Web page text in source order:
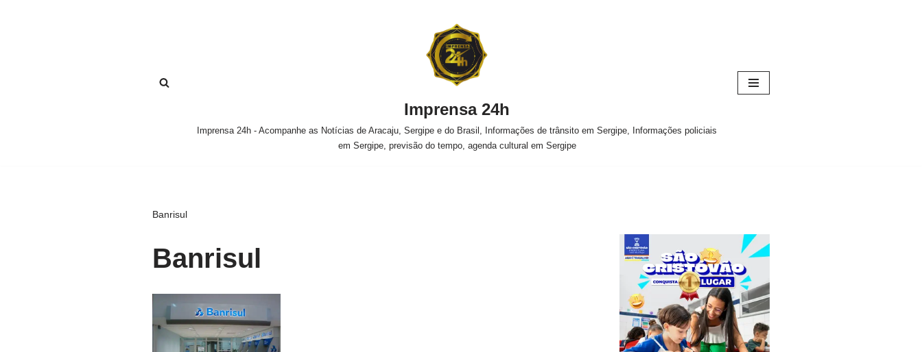
Imprensa 24h
Imprensa 24h - Acompanhe as Notícias de Aracaju, Sergipe e do Brasil, Informações de trânsito em Sergipe, Informações policiais
em Sergipe, previsão do tempo, agenda cultural em Sergipe
Banrisul
Banrisul